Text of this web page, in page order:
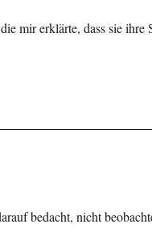
mir erklärte, dass sie ihre
bedacht, nicht